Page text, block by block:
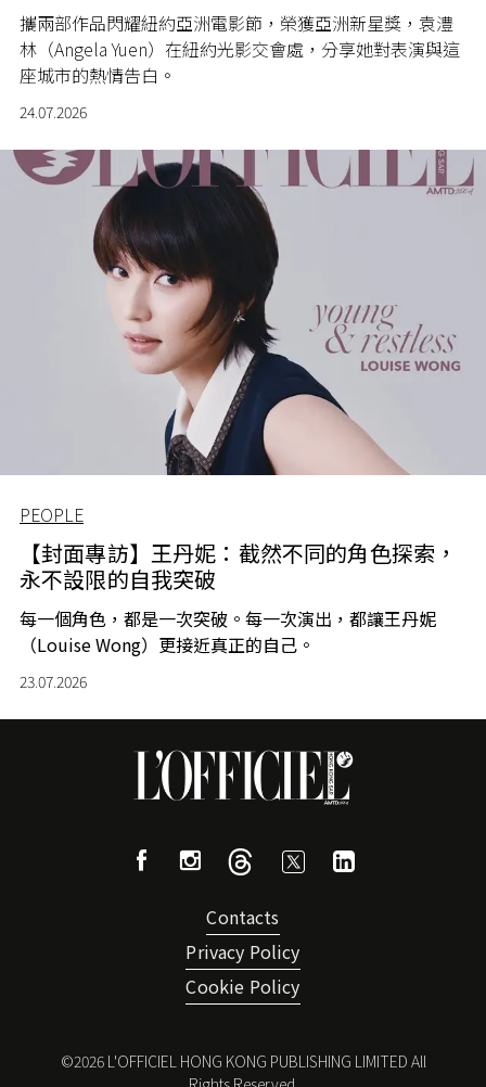
攜兩部作品閃耀紐約亞洲電影節，榮獲亞洲新星獎，袁澧
林（Angela Yuen）在紐約光影交會處，分享她對表演與這
座城市的熱情告白。
24.07.2026
PEOPLE
【封面專訪】王丹妮：截然不同的角色探索，
永不設限的自我突破
每一個角色，都是一次突破。每一次演出，都讓王丹妮
（Louise Wong）更接近真正的自己。
23.07.2026
Contacts
Privacy Policy
Cookie Policy
©2026L'OFFICIEL HONG KONG PUBLISHING LIMITED All